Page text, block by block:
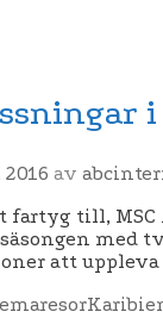
av
fartyg till,
med
att uppleva